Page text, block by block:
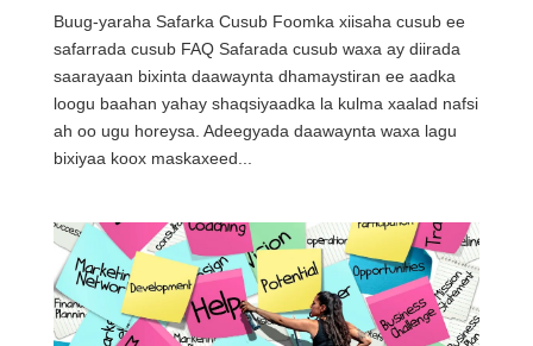
Buug-yaraha Safarka Cusub Foomka xiisaha cusub ee
safarrada cusub FAQ Safarada cusub waxa ay diirada
saarayaan bixinta daawaynta dhamaystiran ee aadka
loogu baahan yahay shaqsiyaadka la kulma xaalad nafsi
ah oo ugu horeysa. Adeegyada daawaynta waxa lagu
bixiyaa koox maskaxeed...